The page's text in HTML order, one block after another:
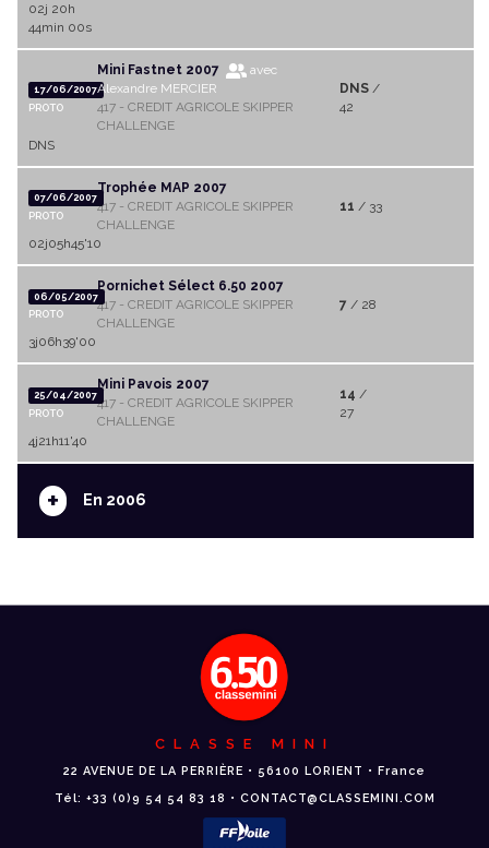
02j 20h
44min 00s
17/06/2007
PROTO
Mini Fastnet 2007
avec
Alexandre MERCIER
417 - CREDIT AGRICOLE SKIPPER
CHALLENGE
DNS/
42
DNS
07/06/2007
PROTO
Trophée MAP 2007
417 - CREDIT AGRICOLE SKIPPER
CHALLENGE
11 / 33
02j05h45'10
06/05/2007
PROTO
Pornichet Sélect 6.50 2007
417 - CREDIT AGRICOLE SKIPPER
CHALLENGE
7 / 28
3j06h39'00
25/04/2007
PROTO
Mini Pavois 2007
417 - CREDIT AGRICOLE SKIPPER
CHALLENGE
14 /
27
4j21h11'40
+ En 2006
CLASSE MINI
22 AVENUE DE LA PERRIÈRE • 56100 LORIENT • France
Tél: +33 (0)9 54 54 83 18 • CONTACT@CLASSEMINI.COM